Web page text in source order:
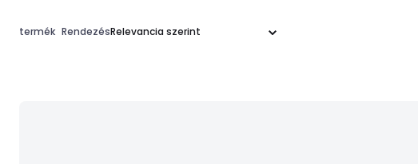
termék Rendezés